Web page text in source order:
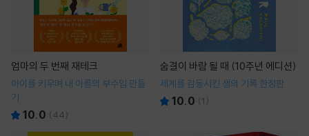
엄마의 두 번째 재테크
아이를 키우며 내 이름의 부수입 만들
기
10.0 (44)
숨결이 바람 될 때 (10주년 에디션)
세계를 감동시킨 생의 기록 한정판
10.0 (1 )